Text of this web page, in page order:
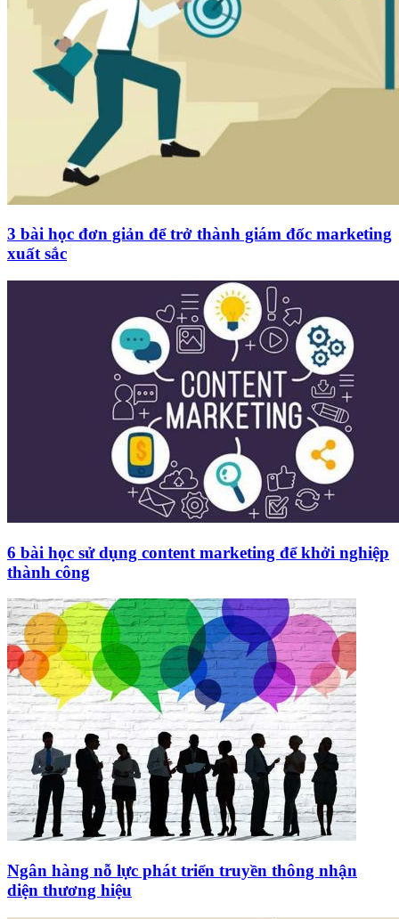
3 bài học đơn giản để trở thành giám đốc marketing
xuất sắc
6 bài học sử dụng content marketing để khởi nghiệp
thành công
Ngân hàng nỗ lực phát triển truyền thông nhận
diện thương hiệu